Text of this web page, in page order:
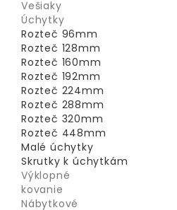
Vešiaky
Úchytky
Rozteč 96mm
Rozteč 128mm
Rozteč 160mm
Rozteč 192mm
Rozteč 224mm
Rozteč 288mm
Rozteč 320mm
Rozteč 448mm
Malé úchytky
Skrutky k úchytkám
Výklopné
kovanie
Nábytkové